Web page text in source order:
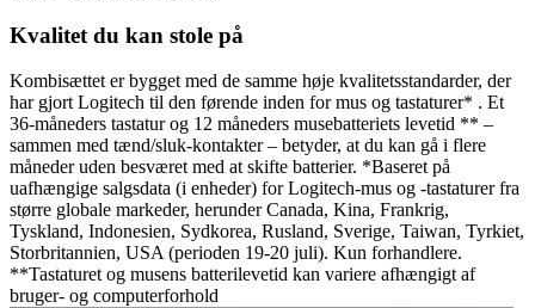
Kvalitet du kan stole på
Kombisættet er bygget med de samme høje kvalitetsstandarder, der
har gjort Logitech til den førende inden for mus og tastaturer* . Et
36-måneders tastatur og 12 måneders musebatteriets levetid ** –
sammen med tænd/sluk-kontakter – betyder, at du kan gå i flere
måneder uden besværet med at skifte batterier. *Baseret på
uafhængige salgsdata (i enheder) for Logitech-mus og -tastaturer fra
større globale markeder, herunder Canada, Kina, Frankrig,
Tyskland, Indonesien, Sydkorea, Rusland, Sverige, Taiwan, Tyrkiet,
Storbritannien, USA (perioden 19-20 juli). Kun forhandlere.
**Tastaturet og musens batterilevetid kan variere afhængigt af
bruger- og computerforhold